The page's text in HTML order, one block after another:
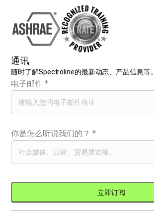
通讯
随时了解Spectroline的最新动态、产品信息等。
电子邮件*
你是怎么听说我们的？*